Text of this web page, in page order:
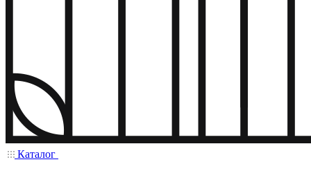
Каталог